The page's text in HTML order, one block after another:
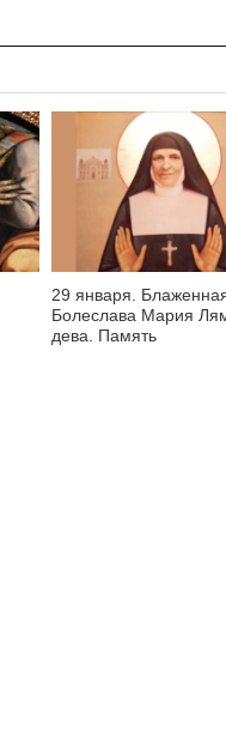
29 января.
Болеслава Мария
дева. Память